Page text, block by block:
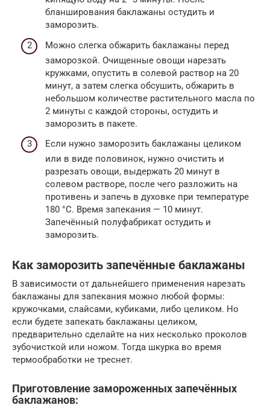
бланширования баклажаны остудить и
заморозить.
Можно слегка обжарить баклажаны перед
заморозкой. Очищенные овощи нарезать
кружками, опустить в солевой раствор на 20
минут, а затем слегка обсушить, обжарить в
небольшом количестве растительного масла по
2 минуты с каждой стороны, остудить и
заморозить в пакете.
Если нужно заморозить баклажаны целиком
или в виде половинок, нужно очистить и
разрезать овощи, выдержать 20 минут в
солевом растворе, после чего разложить на
противень и запечь в духовке при температуре
180 °С. Время запекания — 10 минут.
Запечённый полуфабрикат остудить и
заморозить.
Как заморозить запечённые баклажаны
В зависимости от дальнейшего применения нарезать
баклажаны для запекания можно любой формы:
кружочками, слайсами, кубиками, либо целиком. Но
если будете запекать баклажаны целиком,
предварительно сделайте на них несколько проколов
зубочисткой или ножом. Тогда шкурка во время
термообработки не треснет.
Приготовление замороженных запечённых
баклажанов: